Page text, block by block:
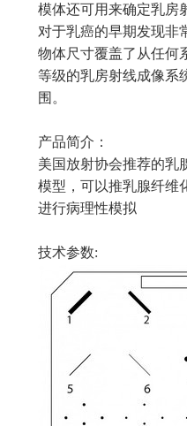
模体还可用来确定乳房
对于乳癌的早期发现非
物体尺寸覆盖了从任何
等级的乳房射线成像系
围。
产品简介：
美国放射协会推荐的乳
模型，可以推乳腺纤维
进行病理性模拟
技术参数: